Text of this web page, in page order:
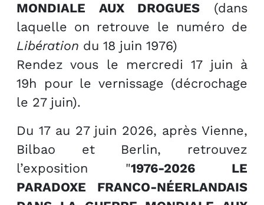
MONDIALE AUX DROGUES (dans
laquelle on retrouve le numéro de
Libération du 18 juin 1976)
Rendez vous le mercredi 17 juin à
19h pour le vernissage (décrochage
le 27 juin).
Du 17 au 27 juin 2026, après Vienne,
Bilbao et Berlin, retrouvez
l’exposition "1976-2026 LE
PARADOXE FRANCO-NÉERLANDAIS